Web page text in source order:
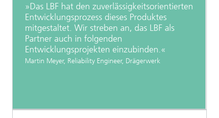
»Das LBF hat den zuverlässigkeitsorientierten
Entwicklungsprozess dieses Produktes
mitgestaltet. Wir streben an, das LBF als
Partner auch in folgenden
Entwicklungsprojekten einzubinden.«
Martin Meyer, Reliability Engineer, Drägerwerk